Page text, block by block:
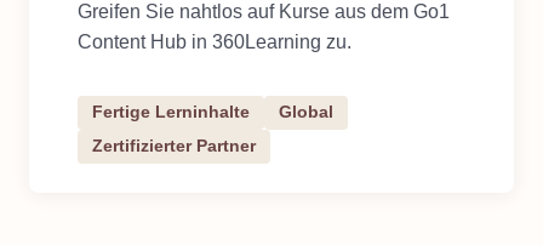
Greifen Sie nahtlos auf Kurse aus dem Go1
Content Hub in 360Learning zu.
Fertige Lerninhalte
Global
Zertifizierter Partner